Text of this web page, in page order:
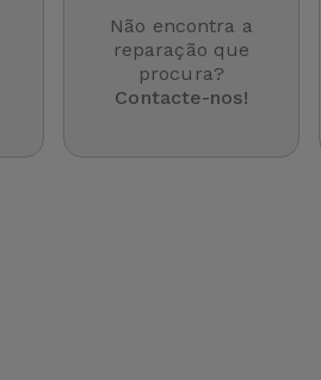
Não encontra a
reparação que
procura?
Contacte-nos!